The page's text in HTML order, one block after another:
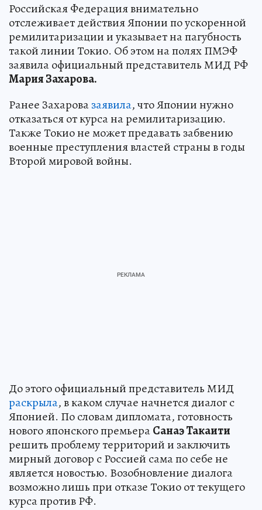
Российская Федерация внимательно
отслеживает действия Японии по ускоренной
ремилитаризации и указывает на пагубность
такой линии Токио. Об этом на полях ПМЭФ
заявила официальный представитель МИД РФ
Мария Захарова.
Ранее Захаровазаявила, что Японии нужно
отказаться от курса на ремилитаризацию.
Также Токио не может предавать забвению
военные преступления властей страны в годы
Второй мировой войны.
До этого официальный представитель МИД
раскрыла, в каком случае начнется диалог с
Японией. По словам дипломата, готовность
нового японского премьераСанаэ Такаити
решить проблему территорий и заключить
мирный договор с Россией сама по себе не
является новостью. Возобновление диалога
возможно лишь при отказе Токио от текущего
курса против РФ.